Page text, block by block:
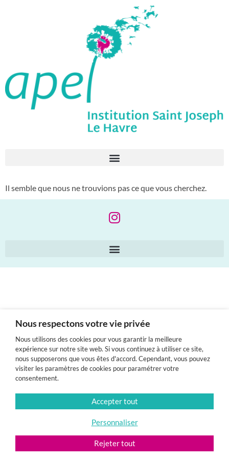
Il semble que nous ne trouvions pas ce que vous cherchez.
Nous respectons votre vie privée
Nous utilisons des cookies pour vous garantir la meilleure
expérience sur notre site web. Si vous continuez à utiliser ce site,
nous supposerons que vous êtes d'accord. Cependant, vous pouvez
visiter les paramètres de cookies pour paramétrer votre
consentement.
Personnaliser
Rejeter tout
Accepter tout